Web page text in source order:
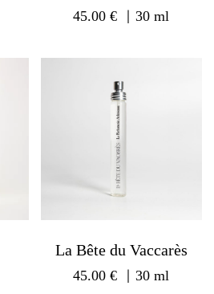
45.00€ ｜30 ml
La Bête du Vaccarès
45.00€ ｜30 ml